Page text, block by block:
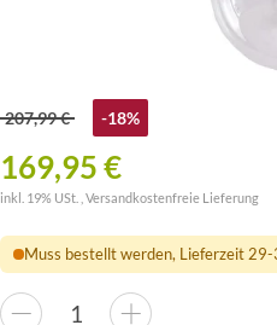
207,99 € -18%
169,95 €
inkl. 19% USt. , Versandkostenfreie Lieferung
Muss bestellt werden, Lieferzeit 29-